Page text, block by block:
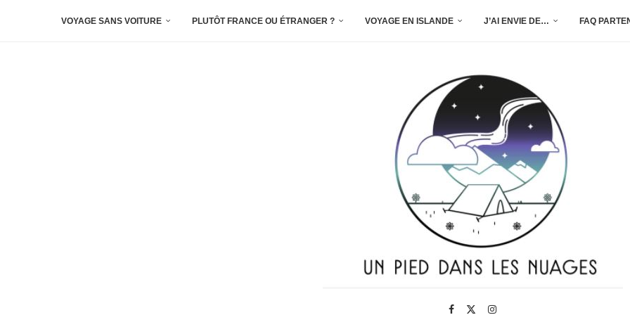
VOYAGE SANS VOITURE PLUTÔT FRANCE OU ÉTRANGER ? VOYAGE EN ISLANDE J’AI ENVIE DE… FAQ